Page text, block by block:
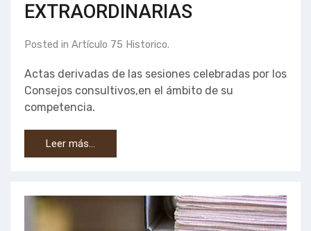
EXTRAORDINARIAS
Posted in Artículo 75 Historico.
Actas derivadas de las sesiones celebradas por los
Consejos consultivos,en el ámbito de su
competencia.
Leer más…